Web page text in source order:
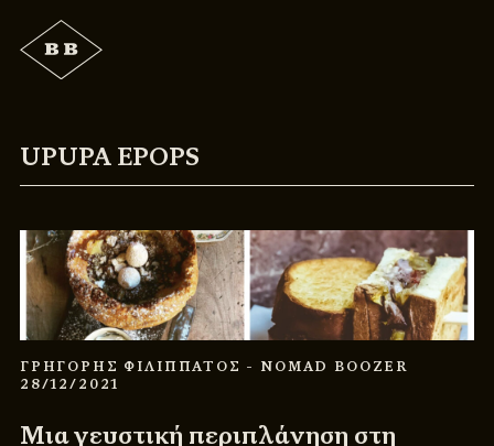
UPUPA EPOPS
ΓΡΗΓΟΡΗΣ ΦΙΛΙΠΠΑΤΟΣ - NOMAD BOOZER
28/12/2021
Μια γευστική περιπλάνηση στη